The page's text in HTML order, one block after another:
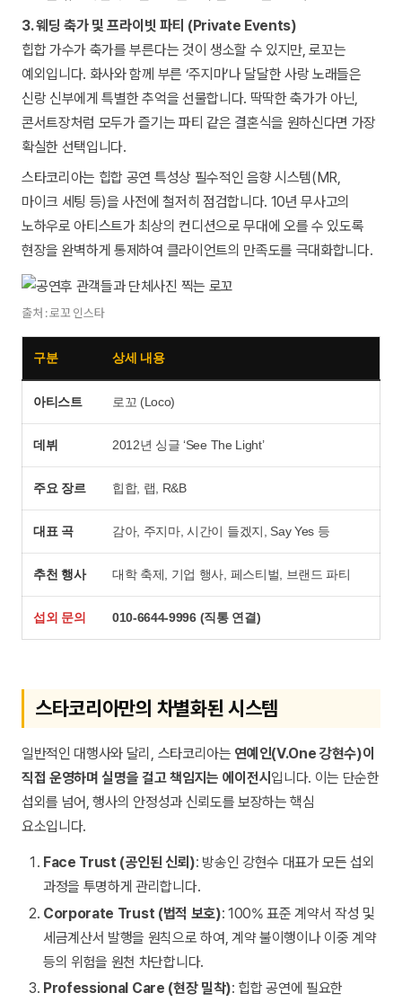
3. 웨딩 축가 및 프라이빗 파티 (Private Events)
힙합 가수가 축가를 부른다는 것이 생소할 수 있지만, 로꼬는
예외입니다. 화사와 함께 부른 ‘주지마’나 달달한 사랑 노래들은
신랑 신부에게 특별한 추억을 선물합니다. 딱딱한 축가가 아닌,
콘서트장처럼 모두가 즐기는 파티 같은 결혼식을 원하신다면 가장
확실한 선택입니다.
스타코리아는 힙합 공연 특성상 필수적인 음향 시스템(MR,
마이크 세팅 등)을 사전에 철저히 점검합니다. 10년 무사고의
노하우로 아티스트가 최상의 컨디션으로 무대에 오를 수 있도록
현장을 완벽하게 통제하여 클라이언트의 만족도를 극대화합니다.
출처 : 로꼬 인스타
구분 상세 내용
아티스트 로꼬 (Loco)
데뷔 2012년 싱글 ‘See The Light’
주요 장르 힙합, 랩, R&B
대표 곡 감아, 주지마, 시간이 들겠지, Say Yes 등
추천 행사 대학 축제, 기업 행사, 페스티벌, 브랜드 파티
섭외 문의 010-6644-9996 (직통 연결)
스타코리아만의 차별화된 시스템
일반적인 대행사와 달리, 스타코리아는 연예인(V.One 강현수)이
직접 운영하며 실명을 걸고 책임지는 에이전시 입니다. 이는 단순한
섭외를 넘어, 행사의 안정성과 신뢰도를 보장하는 핵심
요소입니다.
Face Trust (공인된 신뢰): 방송인 강현수 대표가 모든 섭외
과정을 투명하게 관리합니다.
Corporate Trust (법적 보호): 100% 표준 계약서 작성 및
세금계산서 발행을 원칙으로 하여, 계약 불이행이나 이중 계약
등의 위험을 원천 차단합니다.
Professional Care (현장 밀착): 힙합 공연에 필요한